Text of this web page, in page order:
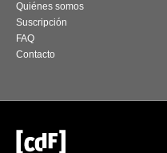
Quiénes somos
Suscripción
FAQ
Contacto